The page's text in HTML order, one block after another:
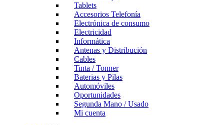
Tablets
Accesorios Telefonía
Electrónica de consumo
Electricidad
Informática
Antenas y Distribución
Cables
Tinta / Tonner
Baterias y Pilas
Automóviles
Oportunidades
Segunda Mano / Usado
Mi cuenta